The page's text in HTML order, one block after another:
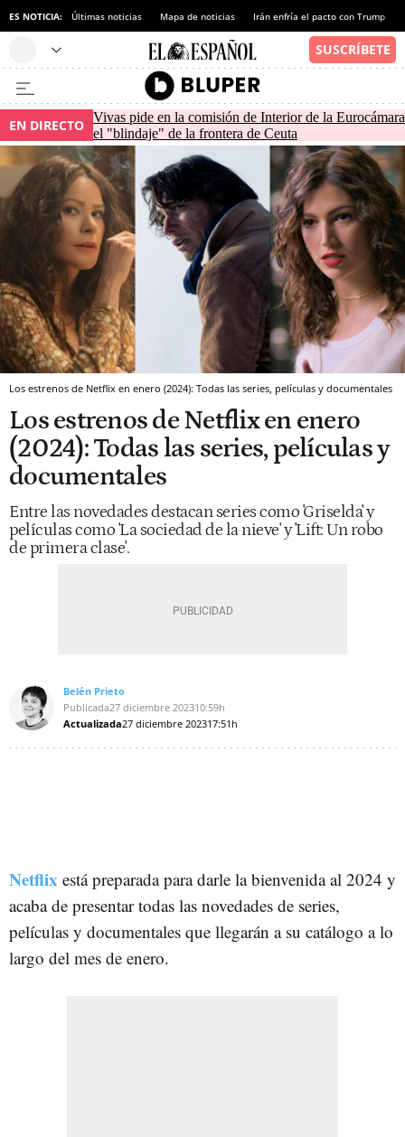
ES NOTICIA: Últimas noticias Mapa de noticias Irán enfría el pacto con Trump
EN DIRECTO Vivas pide en la comisión de Interior de la Eurocámara
el "blindaje" de la frontera de Ceuta
Los estrenos de Netflix en enero (2024): Todas las series, películas y documentales
Los estrenos de Netflix en enero
(2024): Todas las series, películas y
documentales
Entre las novedades destacan series como 'Griselda' y
películas como 'La sociedad de la nieve' y 'Lift: Un robo
de primera clase'.
Belén Prieto
Publicada27 diciembre 202310:59h
Actualizada27 diciembre 202317:51h
Netflix está preparada para darle la bienvenida al 2024 y
acaba de presentar todas las novedades de series,
películas y documentales que llegarán a su catálogo a lo
largo del mes de enero.